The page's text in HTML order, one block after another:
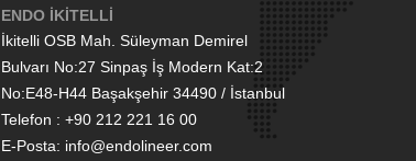
ENDO İKİTELLİ
İkitelli OSB Mah. Süleyman Demirel
Bulvarı No:27 Sinpaş İş Modern Kat:2
No:E48-H44 Başakşehir 34490 / İstanbul
Telefon : +90 212 221 16 00
E-Posta: info@endolineer.com